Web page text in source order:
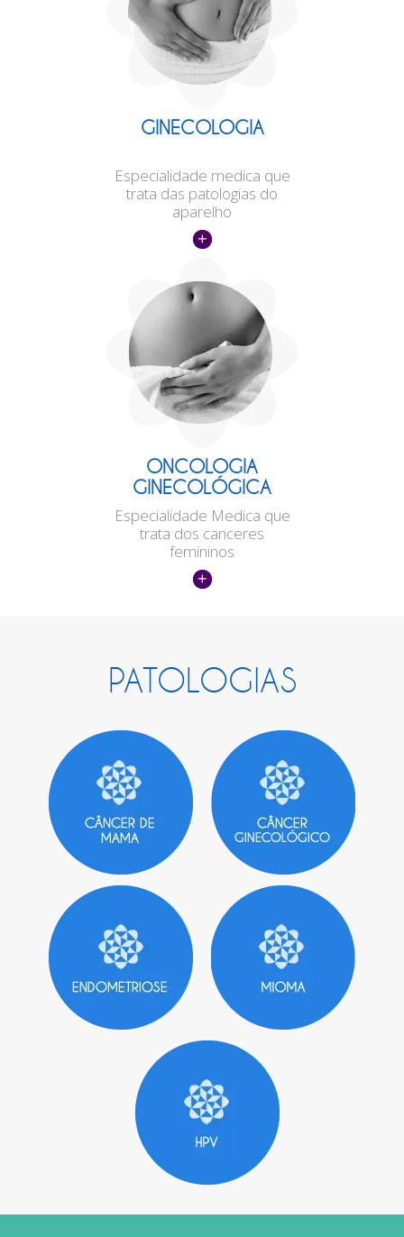
GINECOLOGIA
Especialidade medica que
trata das patologias do
aparelho
ONCOLOGIA
GINECOLÓGICA
Especialidade Medica que
trata dos canceres
femininos
PATOLOGIAS